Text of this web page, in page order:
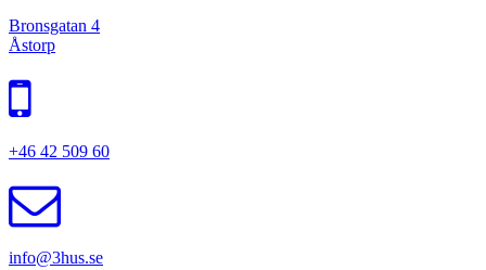
Bronsgatan 4
Åstorp
+46 42 509 60
info@3hus.se